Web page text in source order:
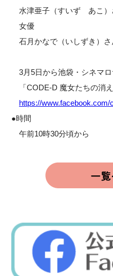
水津亜子（すいず あこ）
女優
石月かなで（いしずき）さ
3月5日から池袋・シネマ
「CODE-D 魔女たちの消
https://www.facebook.com/
●時間
午前10時30分頃から